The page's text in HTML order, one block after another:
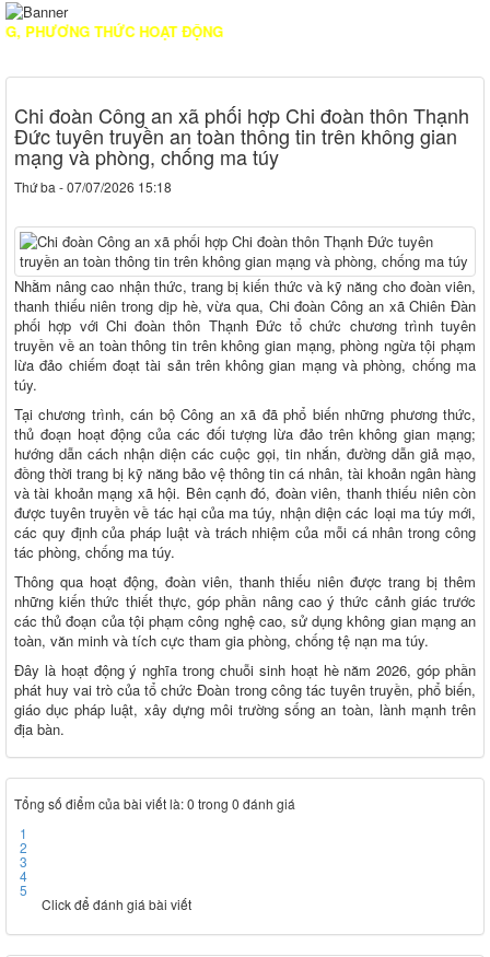
THỨC HOẠT ĐỘNG
Chi đoàn Công an xã phối hợp Chi đoàn thôn Thạnh
Đức tuyên truyền an toàn thông tin trên không gian
mạng và phòng, chống ma túy
Thứ ba - 07/07/2026 15:18
Nhằm nâng cao nhận thức, trang bị kiến thức và kỹ năng cho đoàn viên,
thanh thiếu niên trong dịp hè, vừa qua, Chi đoàn Công an xã Chiên Đàn
phối hợp với Chi đoàn thôn Thạnh Đức tổ chức chương trình tuyên
truyền về an toàn thông tin trên không gian mạng, phòng ngừa tội phạm
lừa đảo chiếm đoạt tài sản trên không gian mạng và phòng, chống ma
túy.
Tại chương trình, cán bộ Công an xã đã phổ biến những phương thức,
thủ đoạn hoạt động của các đối tượng lừa đảo trên không gian mạng;
hướng dẫn cách nhận diện các cuộc gọi, tin nhắn, đường dẫn giả mạo,
đồng thời trang bị kỹ năng bảo vệ thông tin cá nhân, tài khoản ngân hàng
và tài khoản mạng xã hội. Bên cạnh đó, đoàn viên, thanh thiếu niên còn
được tuyên truyền về tác hại của ma túy, nhận diện các loại ma túy mới,
các quy định của pháp luật và trách nhiệm của mỗi cá nhân trong công
tác phòng, chống ma túy.
Thông qua hoạt động, đoàn viên, thanh thiếu niên được trang bị thêm
những kiến thức thiết thực, góp phần nâng cao ý thức cảnh giác trước
các thủ đoạn của tội phạm công nghệ cao, sử dụng không gian mạng an
toàn, văn minh và tích cực tham gia phòng, chống tệ nạn ma túy.
Đây là hoạt động ý nghĩa trong chuỗi sinh hoạt hè năm 2026, góp phần
phát huy vai trò của tổ chức Đoàn trong công tác tuyên truyền, phổ biến,
giáo dục pháp luật, xây dựng môi trường sống an toàn, lành mạnh trên
địa bàn.
Tổng số điểm của bài viết là: 0 trong 0 đánh giá
1
2
3
4
5
Click để đánh giá bài viết